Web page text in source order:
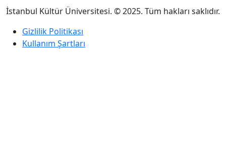
İstanbul Kültür Üniversitesi. © 2025. Tüm hakları saklıdır.
Gizlilik Politikası
Kullanım Şartları